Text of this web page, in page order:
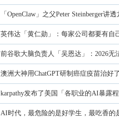
「OpenClaw」之父Peter Steinberger讲
英伟达「黄仁勋」：每家公司都要有自
前谷歌大脑负责人「吴恩达」：2026
澳洲大神用ChatGPT研制癌症疫苗治好
karpathy发布了美国「各职业的AI暴露
AI时代，最危险的是好学生，最吃香的